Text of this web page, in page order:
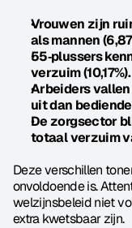
Vrouwen zijn
als mannen
55‑plussers
verzuim (10,17%).
Arbeiders
uit dan
De zorgsector
totaal verzuim
Deze verschillen
onvoldoende is.
welzijnsbeleid niet
extra kwetsbaar zijn.